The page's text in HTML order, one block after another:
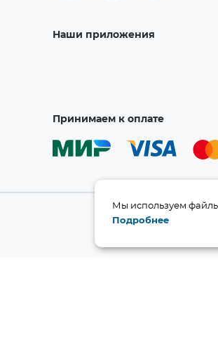
Наши приложения
Принимаем к оплате
Мы используем
Подробнее